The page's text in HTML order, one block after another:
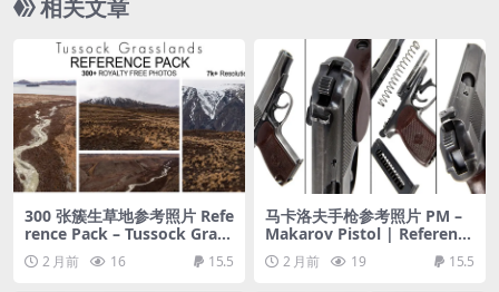
相关文章
300 张簇生草地参考照片 Refe
rence Pack – Tussock Grass
lands – 300+ Royalty Free P
hotos
2 月前 16 15.5
马卡洛夫手枪参考照片 PM –
Makarov Pistol | Reference
Pack2 月前 19 15.5